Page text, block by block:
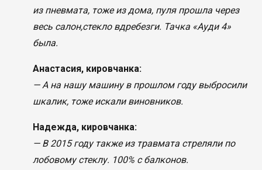
из пневмата, тоже из дома, пуля прошла через
весь салон,стекло вдребезги. Тачка «Ауди 4»
была.
Анастасия, кировчанка:
— А на нашу машину в прошлом году выбросили
шкалик, тоже искали виновников.
Надежда, кировчанка:
— В 2015 году также из травмата стреляли по
лобовому стеклу. 100% с балконов.